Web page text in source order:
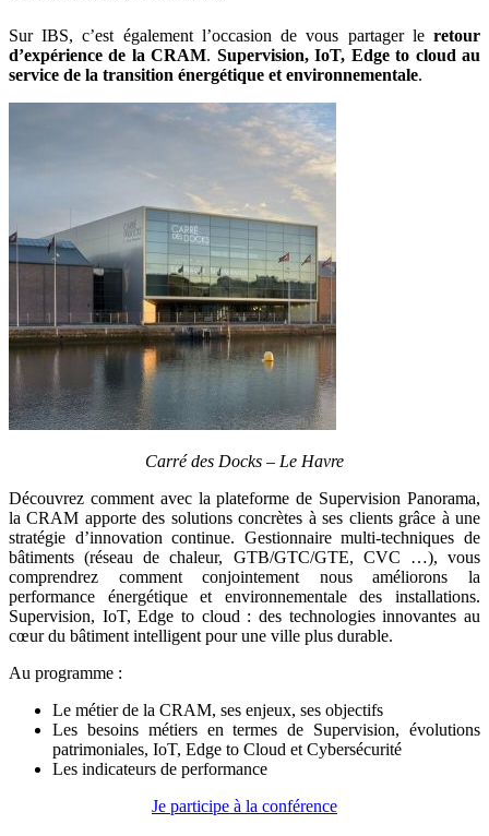
Sur IBS, c’est également l’occasion de vous partager le retour
d’expérience de la CRAM. Supervision, IoT, Edge to cloud au
service de la transition énergétique et environnementale.
Carré des Docks – Le Havre
Découvrez comment avec la plateforme de Supervision Panorama,
la CRAM apporte des solutions concrètes à ses clients grâce à une
stratégie d’innovation continue. Gestionnaire multi-techniques de
bâtiments (réseau de chaleur, GTB/GTC/GTE, CVC …), vous
comprendrez comment conjointement nous améliorons la
performance énergétique et environnementale des installations.
Supervision, IoT, Edge to cloud : des technologies innovantes au
cœur du bâtiment intelligent pour une ville plus durable.
Au programme :
Le métier de la CRAM, ses enjeux, ses objectifs
Les besoins métiers en termes de Supervision, évolutions
patrimoniales, IoT, Edge to Cloud et Cybersécurité
Les indicateurs de performance
Je participe à la conférence